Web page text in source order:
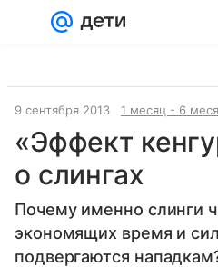
9 сентября 2013 1 месяц - 6
«Эффект
о слингах
Почему именно слинги
экономящих время и
подвергаются